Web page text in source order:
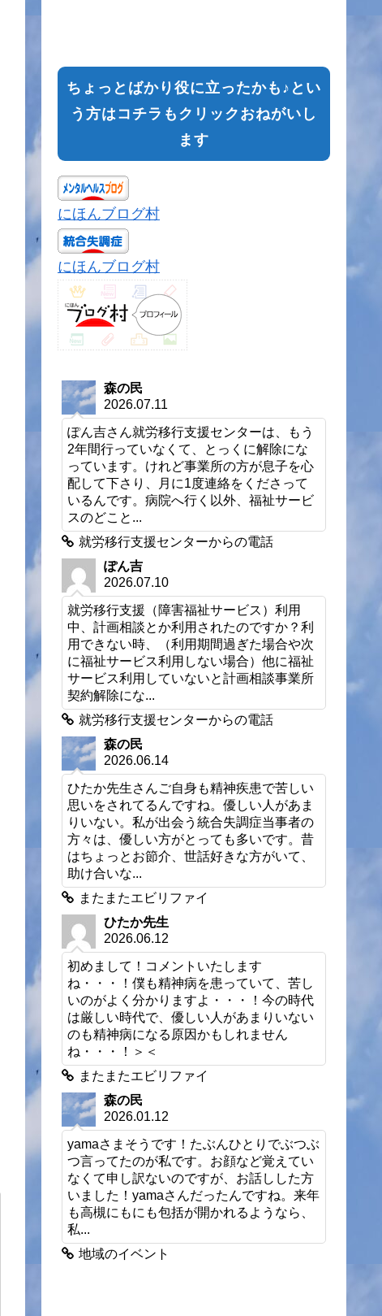
ちょっとばかり役に立ったかも♪とい
う方はコチラもクリックおねがいし
ます
にほんブログ村
にほんブログ村
森の民
2026.07.11
ぽん吉さん就労移行支援センターは、もう
2年間行っていなくて、とっくに解除にな
っています。けれど事業所の方が息子を心
配して下さり、月に1度連絡をくださって
いるんです。病院へ行く以外、福祉サービ
スのどこと...
就労移行支援センターからの電話
ぽん吉
2026.07.10
就労移行支援（障害福祉サービス）利用
中、計画相談とか利用されたのですか？利
用できない時、（利用期間過ぎた場合や次
に福祉サービス利用しない場合）他に福祉
サービス利用していないと計画相談事業所
契約解除にな...
就労移行支援センターからの電話
森の民
2026.06.14
ひたか先生さんご自身も精神疾患で苦しい
思いをされてるんですね。優しい人があま
りいない。私が出会う統合失調症当事者の
方々は、優しい方がとっても多いです。昔
はちょっとお節介、世話好きな方がいて、
助け合いな...
またまたエビリファイ
ひたか先生
2026.06.12
初めまして！コメントいたします
ね・・・！僕も精神病を患っていて、苦し
いのがよく分かりますよ・・・！今の時代
は厳しい時代で、優しい人があまりいない
のも精神病になる原因かもしれません
ね・・・！＞＜
またまたエビリファイ
森の民
2026.01.12
yamaさまそうです！たぶんひとりでぶつぶ
つ言ってたのが私です。お顔など覚えてい
なくて申し訳ないのですが、お話しした方
いました！yamaさんだったんですね。来年
も高槻にもにも包括が開かれるようなら、
私...
地域のイベント